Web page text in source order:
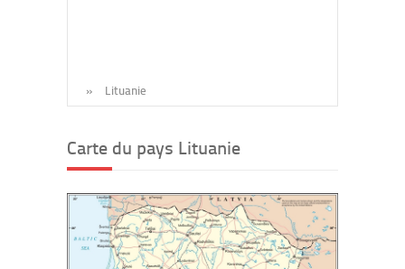
» Lituanie
Carte du pays Lituanie